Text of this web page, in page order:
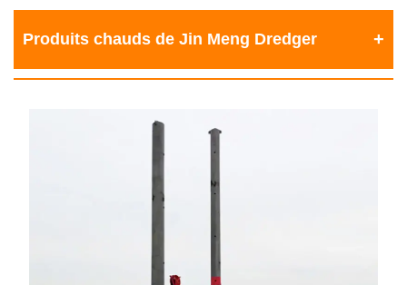
Produits chauds de Jin Meng Dredger